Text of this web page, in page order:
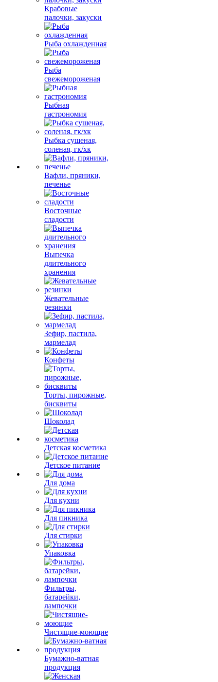
Крабовые
палочки, закуски
Рыба охлажденная
Рыба
свежемороженая
Рыбная
гастрономия
Рыбка сушеная,
соленая, гк/хк
Вафли, пряники,
печенье
Восточные
сладости
Выпечка
длительного
хранения
Жевательные
резинки
Зефир, пастила,
мармелад
Конфеты
Торты, пирожные,
бисквиты
Шоколад
Детская косметика
Детское питание
Для дома
Для кухни
Для пикника
Для стирки
Упаковка
Фильтры,
батарейки,
лампочки
Чистящие-моющие
Бумажно-ватная
продукция